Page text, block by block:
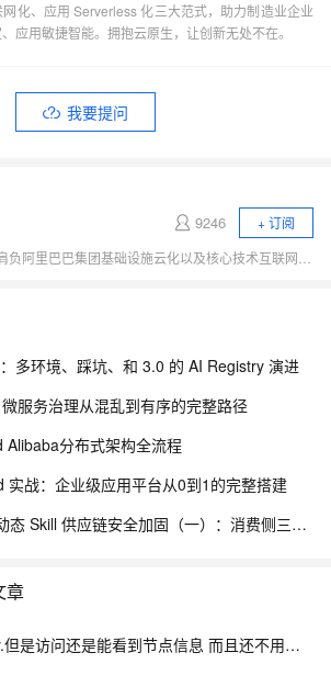
化、应用 Serverless 化三大范式，助力制造业企业
应用敏捷智能。拥抱云原生，让创新无处不在。
我要提问
9246
+ 订阅
多环境、踩坑、和 3.0 的 AI Registry 演进
服务治理从混乱到有序的完整路径
Alibaba分布式架构全流程
实战：企业级应用平台从0到1的完整搭建
【雕虫大技】Agent 动态 Skill 供应链安全加固（一）：消费侧三层防线实战
章
Nacos设置了security.但是访问还是能看到节点信息 而且还不用验证身份怎么办？